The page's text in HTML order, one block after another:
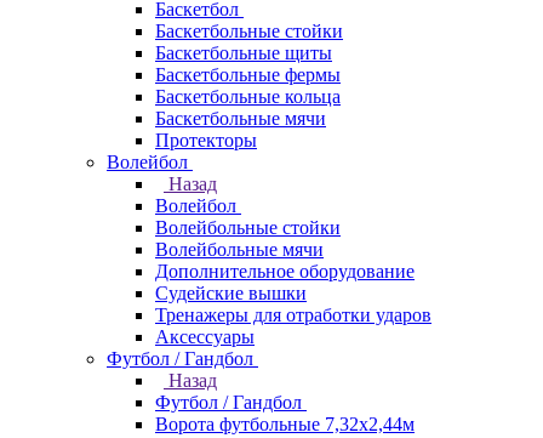
Баскетбол
Баскетбольные стойки
Баскетбольные щиты
Баскетбольные фермы
Баскетбольные кольца
Баскетбольные мячи
Протекторы
Волейбол
Назад
Волейбол
Волейбольные стойки
Волейбольные мячи
Дополнительное оборудование
Судейские вышки
Тренажеры для отработки ударов
Аксессуары
Футбол / Гандбол
Назад
Футбол / Гандбол
Ворота футбольные 7,32х2,44м